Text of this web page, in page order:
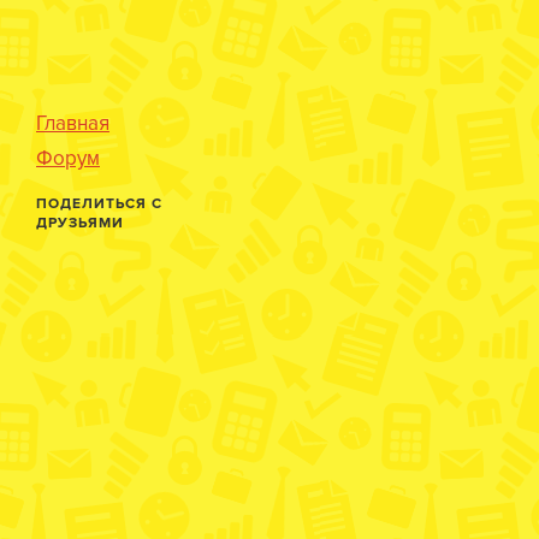
Главная
Форум
ПОДЕЛИТЬСЯ С
ДРУЗЬЯМИ